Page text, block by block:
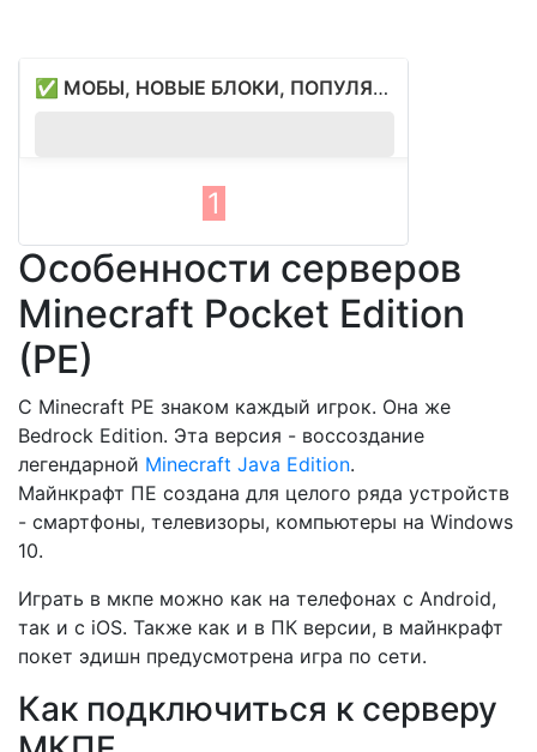
✅ МОБЫ, НОВЫЕ БЛОКИ, ПОПУЛЯРНЫЙ СЕРВЕР ИНМАЙН ✅ сервер Майнкрафт
1
Особенности серверов
Minecraft Pocket Edition
(PE)
С Minecraft PE знаком каждый игрок. Она же
Bedrock Edition. Эта версия - воссоздание
легендарной Minecraft Java Edition.
Майнкрафт ПЕ создана для целого ряда устройств
- смартфоны, телевизоры, компьютеры на Windows
10.
Играть в мкпе можно как на телефонах с Android,
так и с iOS. Также как и в ПК версии, в майнкрафт
покет эдишн предусмотрена игра по сети.
Как подключиться к серверу